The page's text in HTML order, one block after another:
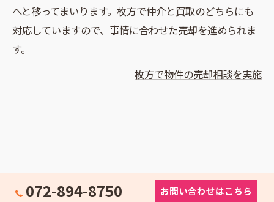
へと移ってまいります。枚方で仲介と買取のどちらにも
対応していますので、事情に合わせた売却を進められま
す。
枚方で物件の売却相談を実施
072-894-8750 お問い合わせはこちら